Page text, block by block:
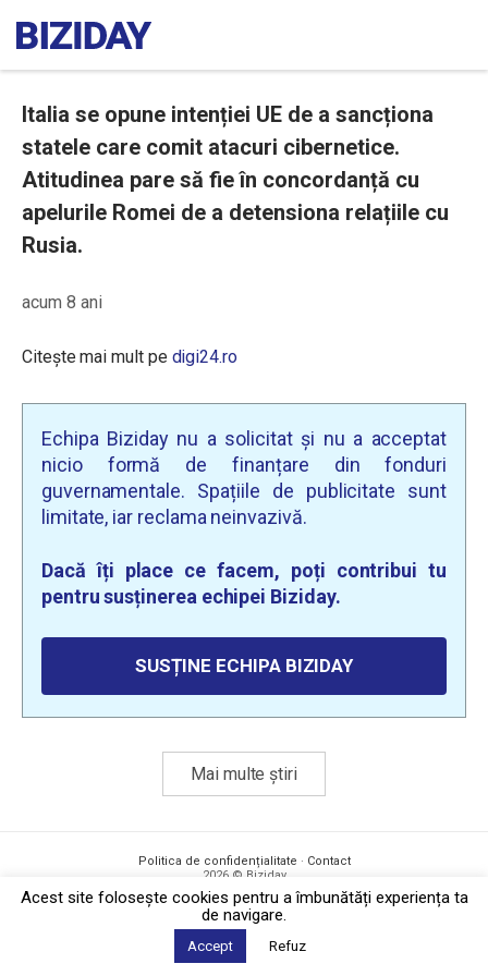
Italia se opune intenției UE de a sancționa
statele care comit atacuri cibernetice.
Atitudinea pare să fie în concordanță cu
apelurile Romei de a detensiona relațiile cu
Rusia.
acum 8 ani
Citește mai mult pe digi24.ro
Echipa Biziday nu a solicitat și nu a acceptat
nicio formă de finanțare din fonduri
guvernamentale. Spațiile de publicitate sunt
limitate, iar reclama neinvazivă.
Dacă îți place ce facem, poți contribui tu
pentru susținerea echipei Biziday.
SUSȚINE ECHIPA BIZIDAY
Mai multe știri
Politica de confidențialitate · Contact
2026 © Biziday
Acest site foloseşte cookies pentru a îmbunătăți experiența ta
de navigare.
Accept Refuz